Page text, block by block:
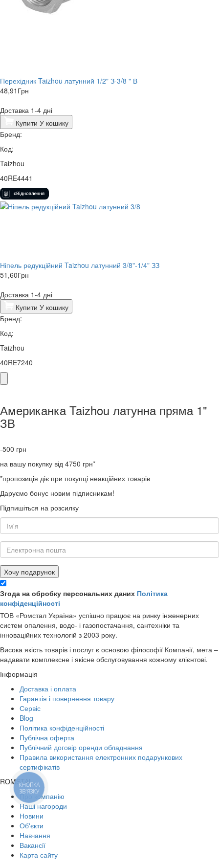
Перехідник Taizhou латунний 1/2" З-3/8 " В
48,91 Грн
Доставка 1-4 дні
Купити У кошику
Бренд:
Код:
Taizhou
40RE4441
Ніпель редукційний Taizhou латунний 3/8"-1/4" ЗЗ
51,60Грн
Доставка 1-4 дні
Купити У кошику
Бренд:
Код:
Taizhou
40RE7240
Американка Taizhou латунна пряма 1"
ЗВ
-500 грн
на вашу покупку від 4750 грн*
*пропозиція діє при покупці неакційних товарів
Даруємо бонус новим підписникам!
Підпишіться на розсилку
Хочу подарунок
Згода на обробку персональних даних Політика
конфіденційності
ТОВ «Ромстал Україна» успішно працює на ринку інженерних
систем опалення, водо- і газопостачання, сантехніки та
інноваційних технологій з 2003 року.
Висока якість товарів і послуг є основою філософії Компанії, мета –
надавати комплексне і якісне обслуговування кожному клієнтові.
Інформація
Доставка і оплата
Гарантія і повернення товару
Сервіс
Blog
Політика конфіденційності
Публічна оферта
Публічний договір оренди обладнання
Правила використання електронних подарункових
сертифікатів
ROMSTAL
Про компанію
Наші нагороди
Новини
Об'єкти
Навчання
Вакансії
Карта сайту
КНОПКА
ЗВ'ЯЗКУ